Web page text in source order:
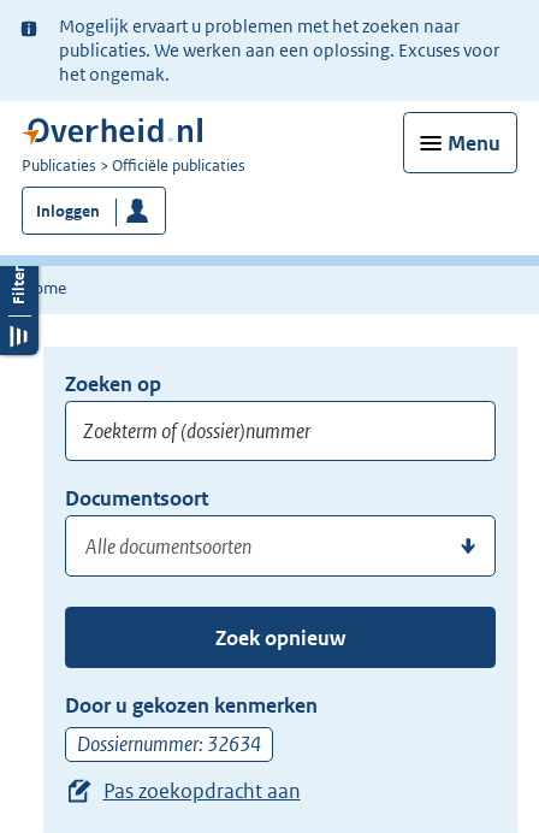
Ter
informatie:
Mogelijk ervaart u problemen met het zoeken naar
publicaties. We werken aan een oplossing. Excuses voor
het ongemak.
Menu
U
bent
nu
hier:
Publicaties Officiële publicaties
Inloggen
Home
Opnieuw
zoeken:
Zoeken op
of
(dossier)nummer
hier
uw
zoekterm
of
(dossier)nummer
in
Documentsoort
of
de
pijl
beneden
toets
Zoek opnieuw
Door u gekozen kenmerken
Dossiernummer: 32634
Pas zoekopdracht aan